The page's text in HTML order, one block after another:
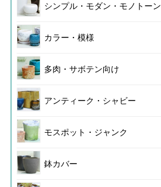
シンプル・モダン・モノトーン
カラー・模様
多肉・サボテン向け
アンティーク・シャビー
モスポット・ジャンク
鉢カバー